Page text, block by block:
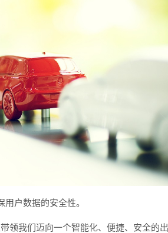
户数据的安全性。
领我们迈向一个智能化、便捷、安全的